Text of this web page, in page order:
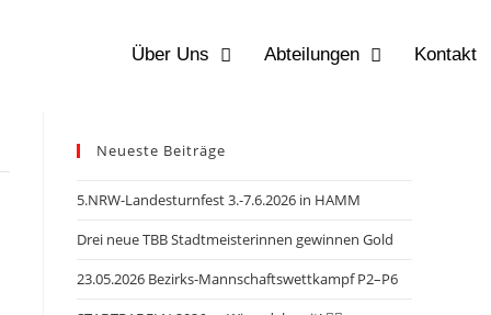
Über Uns Abteilungen Kontakt
Neueste Beiträge
5.NRW-Landesturnfest 3.-7.6.2026 in HAMM
Drei neue TBB Stadtmeisterinnen gewinnen Gold
23.05.2026 Bezirks-Mannschaftswettkampf P2–P6